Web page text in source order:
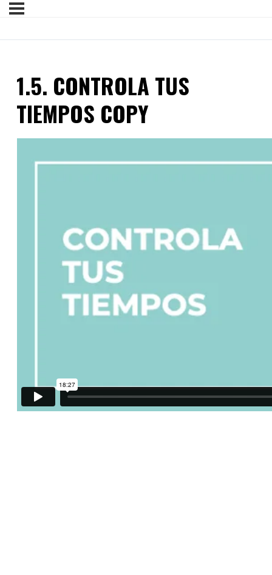
1.5. CONTROLA TUS
TIEMPOS COPY